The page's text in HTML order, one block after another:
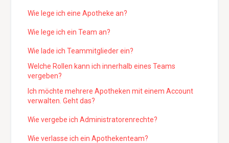
Wie lege ich eine Apotheke an?
Wie lege ich ein Team an?
Wie lade ich Teammitglieder ein?
Welche Rollen kann ich innerhalb eines Teams
vergeben?
Ich möchte mehrere Apotheken mit einem Account
verwalten. Geht das?
Wie vergebe ich Administratorenrechte?
Wie verlasse ich ein Apothekenteam?